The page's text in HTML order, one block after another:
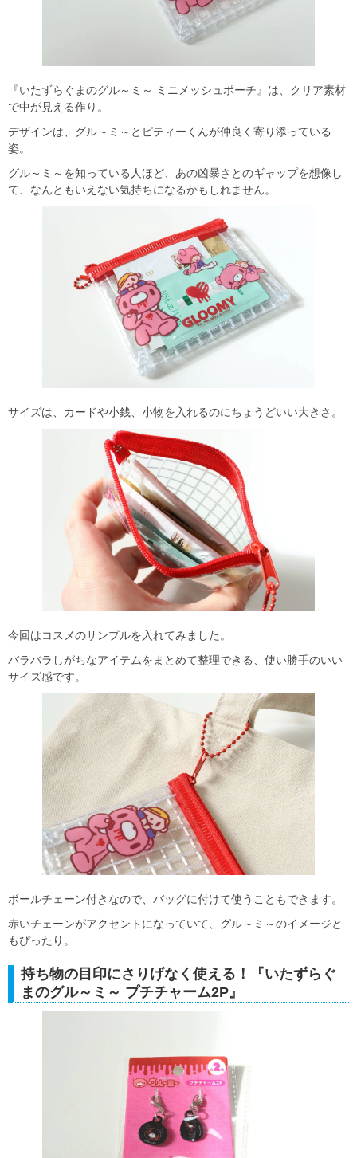
『いたずらぐまのグル～ミ～ ミニメッシュポーチ』は、クリア素材
で中が見える作り。
デザインは、グル～ミ～とピティーくんが仲良く寄り添っている
姿。
グル～ミ～を知っている人ほど、あの凶暴さとのギャップを想像し
て、なんともいえない気持ちになるかもしれません。
サイズは、カードや小銭、小物を入れるのにちょうどいい大きさ。
今回はコスメのサンプルを入れてみました。
バラバラしがちなアイテムをまとめて整理できる、使い勝手のいい
サイズ感です。
ボールチェーン付きなので、バッグに付けて使うこともできます。
赤いチェーンがアクセントになっていて、グル～ミ～のイメージと
もぴったり。
持ち物の目印にさりげなく使える！『いたずらぐ
まのグル～ミ～ プチチャーム2P』